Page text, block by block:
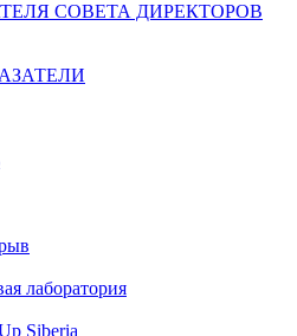
СОВЕТА ДИРЕКТОРОВ
лаборатория
Siberia